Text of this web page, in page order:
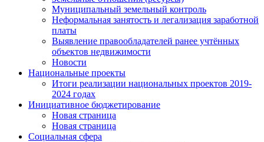
Муниципальный земельный контроль
Неформальная занятость и легализация заработной
платы
Выявление правообладателей ранее учтённых
объектов недвижимости
Новости
Национальные проекты
Итоги реализации национальных проектов 2019-
2024 годах
Инициативное бюджетирование
Новая страница
Новая страница
Социальная сфера